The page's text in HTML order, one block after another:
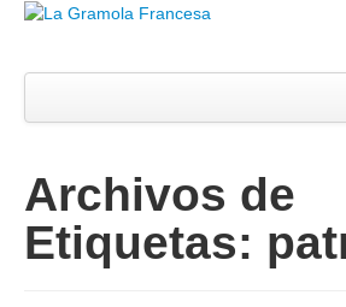
Sobre mí
Contacto
Archivos de
Etiquetas: